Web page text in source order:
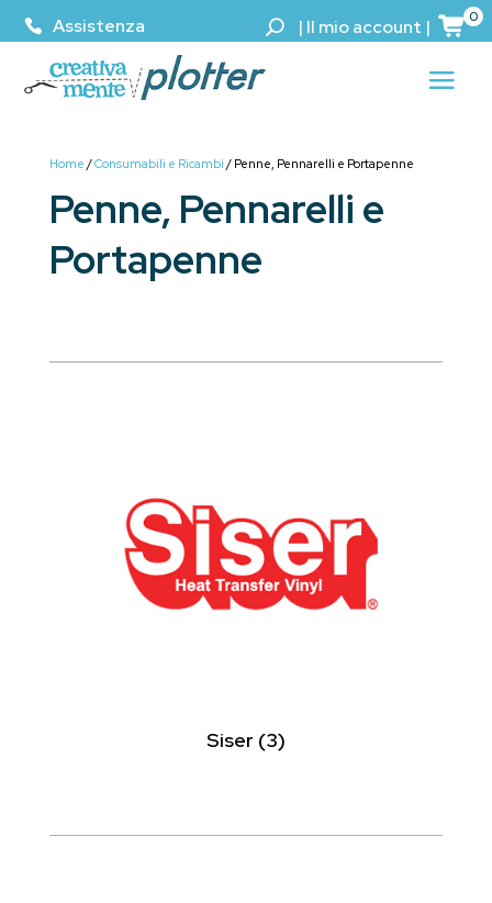
Assistenza | Il mio account | 0
Home /Consumabili e Ricambi / Penne, Pennarelli e Portapenne
Penne, Pennarelli e
Portapenne
Siser (3)